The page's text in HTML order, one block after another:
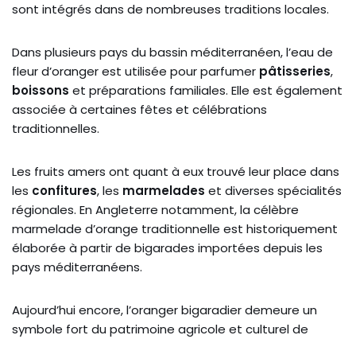
sont intégrés dans de nombreuses traditions locales.
Dans plusieurs pays du bassin méditerranéen, l’eau de
fleur d’oranger est utilisée pour parfumer pâtisseries,
boissons et préparations familiales. Elle est également
associée à certaines fêtes et célébrations
traditionnelles.
Les fruits amers ont quant à eux trouvé leur place dans
les confitures, les marmelades et diverses spécialités
régionales. En Angleterre notamment, la célèbre
marmelade d’orange traditionnelle est historiquement
élaborée à partir de bigarades importées depuis les
pays méditerranéens.
Aujourd’hui encore, l’oranger bigaradier demeure un
symbole fort du patrimoine agricole et culturel de